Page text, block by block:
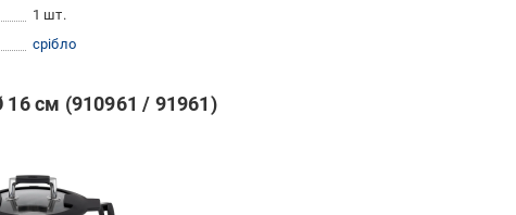
1 шт.
срібло
16 см (910961 / 91961)